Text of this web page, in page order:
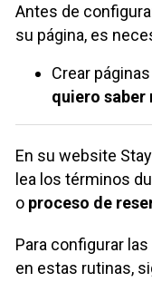
Antes de
su página, es
Crear
quiero saber
En su website
lea los términos
o proceso de
Para configurar
en estas rutinas,